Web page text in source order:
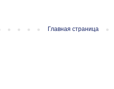
Главная страница